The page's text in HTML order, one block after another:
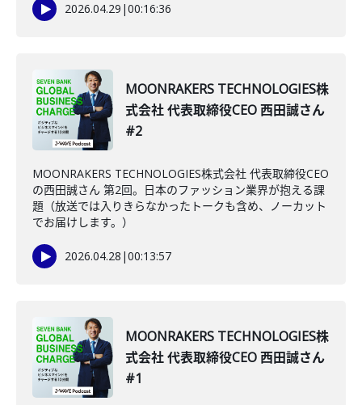
2026.04.29 |00:16:36
MOONRAKERS TECHNOLOGIES株
式会社 代表取締役CEO 西田誠さん
#2
MOONRAKERS TECHNOLOGIES株式会社 代表取締役CEO
の西田誠さん 第2回。日本のファッション業界が抱える課
題（放送では入りきらなかったトークも含め、ノーカット
でお届けします。）
2026.04.28 |00:13:57
MOONRAKERS TECHNOLOGIES株
式会社 代表取締役CEO 西田誠さん
#1